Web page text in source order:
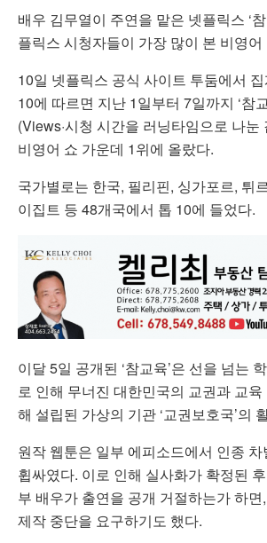
배우 김무열이 주연을 맡은 넷플릭스 ‘
플릭스 시청자들이 가장 많이 본 비영어
10일 넷플릭스 공식 사이트 투둠에서
10에 따르면 지난 1일부터 7일까지 ‘참
(Views·시청 시간을 러닝타임으로 나눈
비영어 쇼 가운데 1위에 올랐다.
국가별로는 한국, 필리핀, 싱가포르, 튀
이집트 등 48개국에서 톱 10에 들었다.
이달 5일 공개된 ‘참교육’은 선을 넘는
로 인해 무너진 대한민국의 교권과 교
해 설립된 가상의 기관 ‘교권보호국’의
원작 웹툰은 일부 에피소드에서 인종
휩싸였다. 이로 인해 실사화가 확정된
부 배우가 출연을 공개 거절하는가 하
제작 중단을 요구하기도 했다.